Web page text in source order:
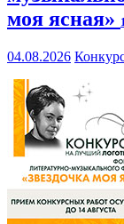
моя ясная»
04.08.2026